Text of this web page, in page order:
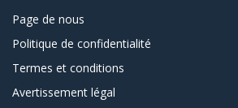
Page de nous
Politique de confidentialité
Termes et conditions
Avertissement légal